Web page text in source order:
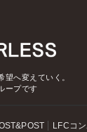
望へ変えていく。
ープです
LFCコ